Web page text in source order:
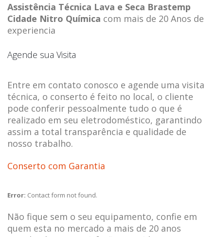
Assistência Técnica Lava e Seca Brastemp
Cidade Nitro Química com mais de 20 Anos de
experiencia
Agende sua Visita
Entre em contato conosco e agende uma visita
técnica, o conserto é feito no local, o cliente
pode conferir pessoalmente tudo o que é
realizado em seu eletrodoméstico, garantindo
assim a total transparência e qualidade de
nosso trabalho.
Conserto com Garantia
Error: Contact form not found.
Não fique sem o seu equipamento, confie em
quem esta no mercado a mais de 20 anos